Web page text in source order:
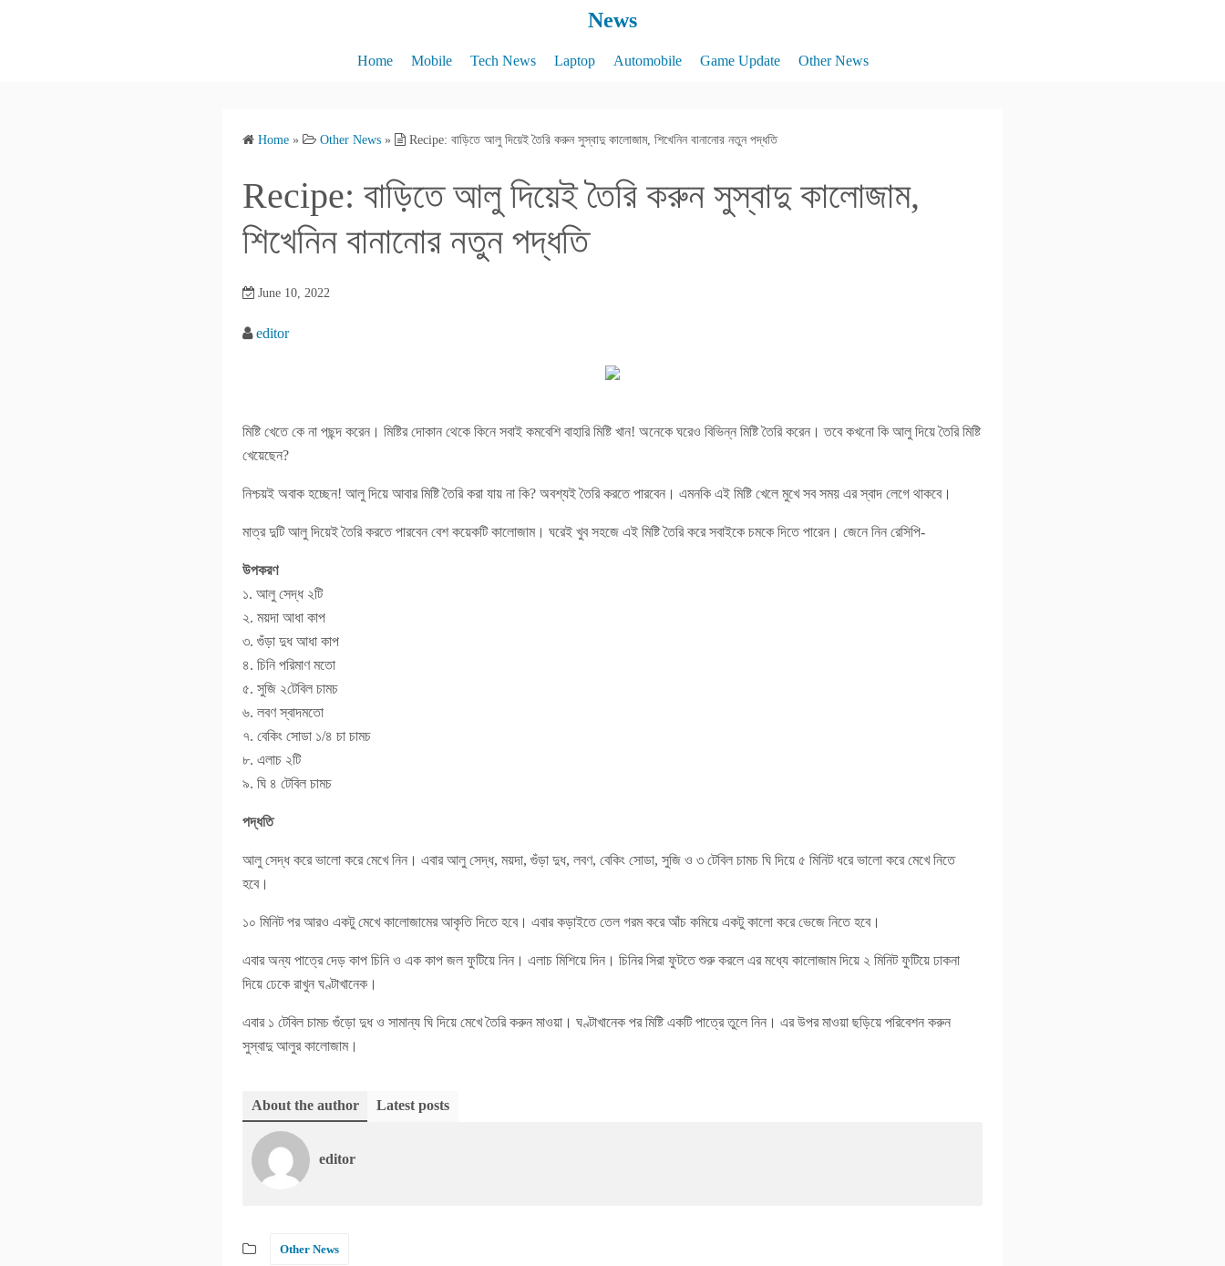
News
Home Mobile Tech News Laptop Automobile Game Update Other News
Home » Other News » Recipe: বাড়িতে আলু দিয়েই তৈরি করুন সুস্বাদু কালোজাম, শিখেনিন বানানোর নতুন পদ্ধতি
Recipe: বাড়িতে আলু দিয়েই তৈরি করুন সুস্বাদু কালোজাম,
শিখেনিন বানানোর নতুন পদ্ধতি
June 10, 2022
editor
মিষ্টি খেতে কে না পছন্দ করেন। মিষ্টির দোকান থেকে কিনে সবাই কমবেশি বাহারি মিষ্টি খান! অনেকে ঘরেও বিভিন্ন মিষ্টি তৈরি করেন। তবে কখনো কি আলু দিয়ে তৈরি মিষ্টি
খেয়েছেন?
নিশ্চয়ই অবাক হচ্ছেন! আলু দিয়ে আবার মিষ্টি তৈরি করা যায় না কি? অবশ্যই তৈরি করতে পারবেন। এমনকি এই মিষ্টি খেলে মুখে সব সময় এর স্বাদ লেগে থাকবে।
মাত্র দুটি আলু দিয়েই তৈরি করতে পারবেন বেশ কয়েকটি কালোজাম। ঘরেই খুব সহজে এই মিষ্টি তৈরি করে সবাইকে চমকে দিতে পারেন। জেনে নিন রেসিপি-
উপকরণ
১. আলু সেদ্ধ ২টি
২. ময়দা আধা কাপ
৩. গুঁড়া দুধ আধা কাপ
৪. চিনি পরিমাণ মতো
৫. সুজি ২টেবিল চামচ
৬. লবণ স্বাদমতো
৭. বেকিং সোডা ১/৪ চা চামচ
৮. এলাচ ২টি
৯. ঘি ৪ টেবিল চামচ
পদ্ধতি
আলু সেদ্ধ করে ভালো করে মেখে নিন। এবার আলু সেদ্ধ, ময়দা, গুঁড়া দুধ, লবণ, বেকিং সোডা, সুজি ও ৩ টেবিল চামচ ঘি দিয়ে ৫ মিনিট ধরে ভালো করে মেখে নিতে
হবে।
১০ মিনিট পর আরও একটু মেখে কালোজামের আকৃতি দিতে হবে। এবার কড়াইতে তেল গরম করে আঁচ কমিয়ে একটু কালো করে ভেজে নিতে হবে।
এবার অন্য পাত্রে দেড় কাপ চিনি ও এক কাপ জল ফুটিয়ে নিন। এলাচ মিশিয়ে দিন। চিনির সিরা ফুটতে শুরু করলে এর মধ্যে কালোজাম দিয়ে ২ মিনিট ফুটিয়ে ঢাকনা
দিয়ে ঢেকে রাখুন ঘণ্টাখানেক।
এবার ১ টেবিল চামচ গুঁড়ো দুধ ও সামান্য ঘি দিয়ে মেখে তৈরি করুন মাওয়া। ঘণ্টাখানেক পর মিষ্টি একটি পাত্রে তুলে নিন। এর উপর মাওয়া ছড়িয়ে পরিবেশন করুন
সুস্বাদু আলুর কালোজাম।
About the author Latest posts
editor
Other News